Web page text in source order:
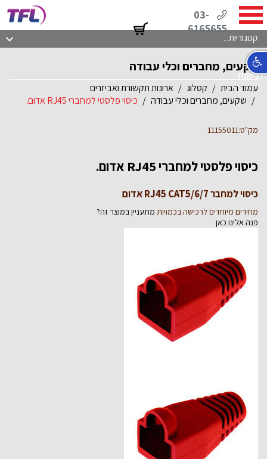
03-
6165655
קטגוריות...
שקעים, מחברים וכלי עבודה
עמוד הבית קטלוג
ארונות תקשורת ואביזרים
שקעים, מחברים וכלי עבודה
כיסוי פלסטי למחברי RJ45 אדום.
מק"ט:11155011
כיסוי פלסטי למחברי RJ45 אדום.
כיסוי למחבר RJ45 CAT5/6/7 אדום
מחירים מיוחדים לרכישה בכמויות מתעניין במוצר זה?
פנה אלינו כאן
נגישות